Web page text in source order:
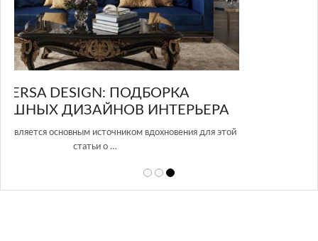
GLAZOV DESIGN GROUP – УНИКАЛЬНЫЙ
ПОДХОД К ДИЗАЙНУ
Glazov Design Group- это одна из лучших студий дизайна интерьера